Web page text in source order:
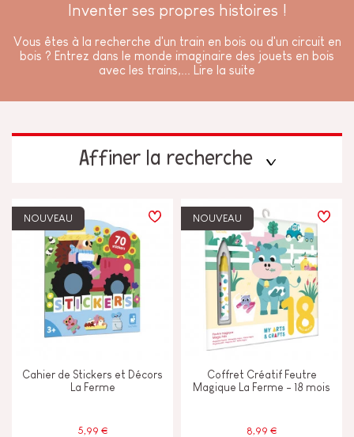
Inventer ses propres histoires !
Vous êtes à la recherche d'un train en bois ou d'un circuit en
bois ? Entrez dans le monde imaginaire des jouets en bois
avec les trains,...
Lire la suite
Affiner la recherche
TYPES D'APPRENTISSAGE
Construire & concevoir
Découvrir & expérimenter
Echanger & partager
NOUVEAU
Cahier de Stickers et Décors
La Ferme
5,99 €
NOUVEAU
Coffret Créatif Feutre
Magique La Ferme - 18 mois
8,99 €